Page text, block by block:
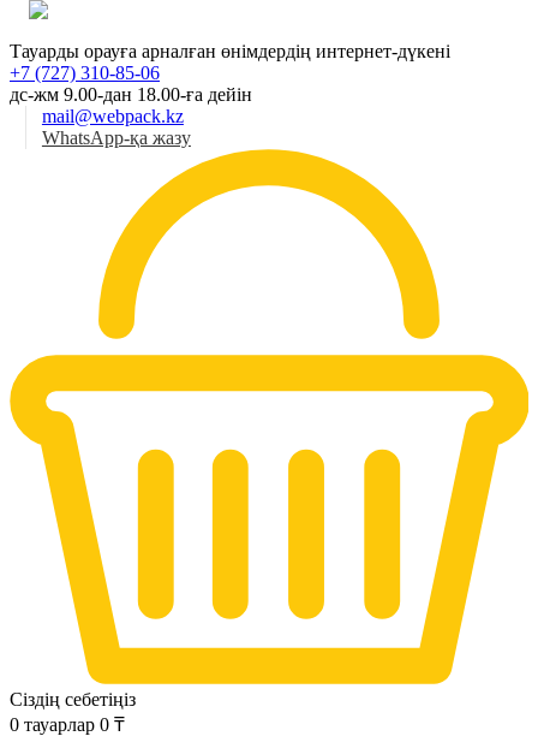
Тауарды орауға арналған өнімдердің интернет-дүкені
+7 (727) 310-85-06
дс-жм 9.00-дан 18.00-ға дейін
mail@webpack.kz
WhatsApp-қа жазу
Сіздің себетіңіз
0 тауарлар 0 ₸